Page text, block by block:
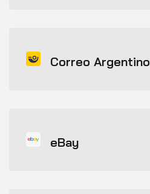
Correo Argentino
eBay